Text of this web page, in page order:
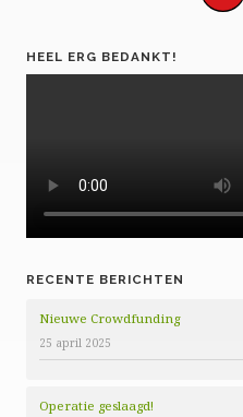
HEEL ERG BEDANKT!
RECENTE BERICHTEN
Nieuwe Crowdfunding
25 april 2025
Operatie geslaagd!